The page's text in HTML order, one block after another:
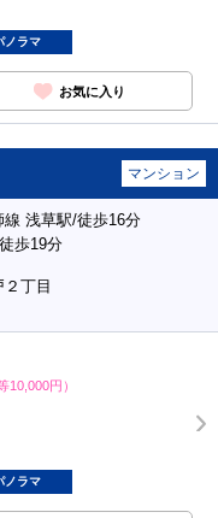
ノラマ
お気に入り
マンション
浅草駅/徒歩16分
歩19分
丁目
10,000円）
ノラマ